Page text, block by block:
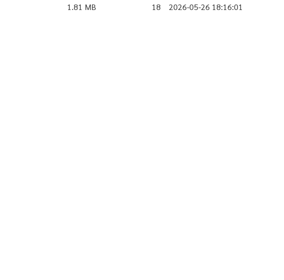
1.81 MB 18 2026-05-26 18:16:01